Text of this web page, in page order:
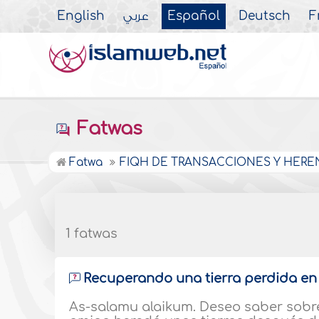
English عربي Español Deutsch
Fatwas
Fatwa FIQH DE TRANSACCIONES Y
1 fatwas
Recuperando una tierra perdida
As-salamu alaikum. Deseo saber